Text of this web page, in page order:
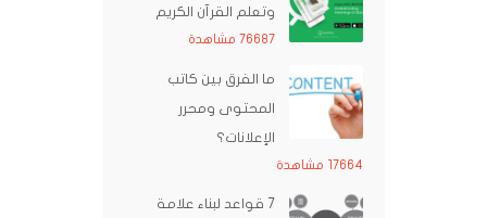
وتعلم القرآن الكريم
76687 مشاهدة
ما الفرق بين كاتب
المحتوى ومحرر
الإعلانات؟
17664 مشاهدة
7 قواعد لبناء علامة